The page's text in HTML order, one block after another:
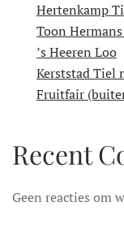
Hertenkamp
Toon
’s Heeren Loo
Kerststad Tiel
Fruitfair
Recent
Geen reacties om